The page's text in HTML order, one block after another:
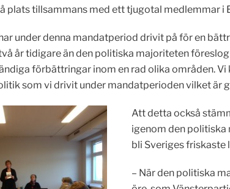
plats tillsammans med ett tjugotal medlemmar i
under denna mandatperiod drivit på för en
år tidigare än den politiska majoriteten
förbättringar inom en rad olika områden.
som vi drivit under mandatperioden vilket är
Att detta också
igenom den politiska
bli Sveriges friskaste
– När den politiska